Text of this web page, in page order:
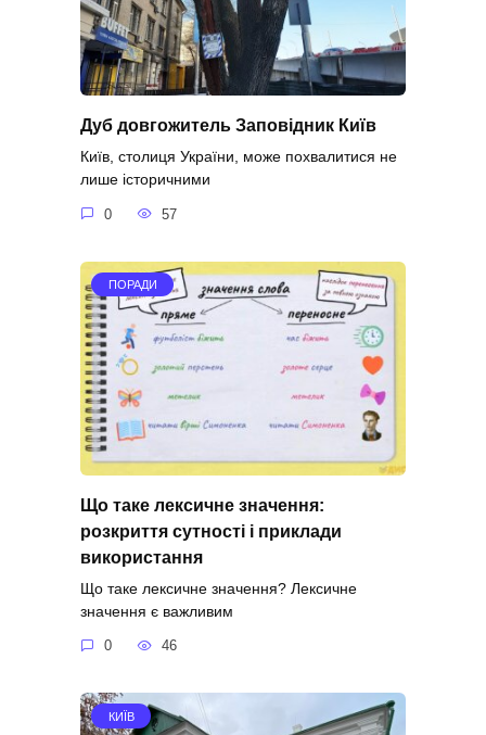
Дуб довгожитель Заповідник Київ
Київ, столиця України, може похвалитися не
лише історичними
0 57
ПОРАДИ
Що таке лексичне значення:
розкриття сутності і приклади
використання
Що таке лексичне значення? Лексичне
значення є важливим
0 46
КИЇВ